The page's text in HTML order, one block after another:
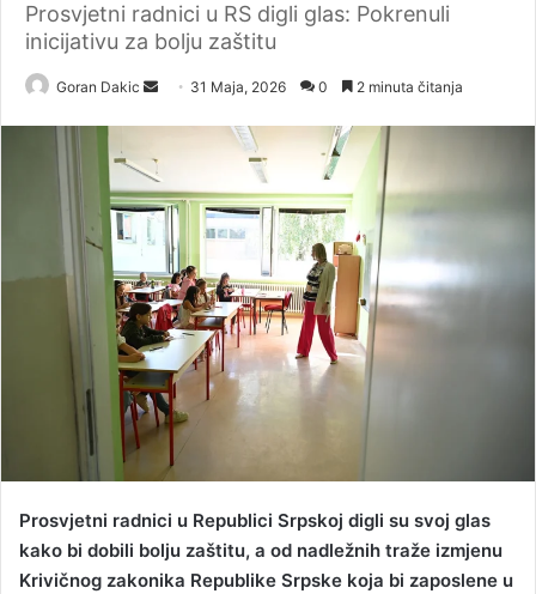
Prosvjetni radnici u RS digli glas: Pokrenuli
inicijativu za bolju zaštitu
Goran Dakic
a
e
m
a
i
l
31 Maja, 2026 0 2 minuta čitanja
Prosvjetni radnici u Republici Srpskoj digli su svoj glas
kako bi dobili bolju zaštitu, a od nadležnih traže izmjenu
Krivičnog zakonika Republike Srpske koja bi zaposlene u